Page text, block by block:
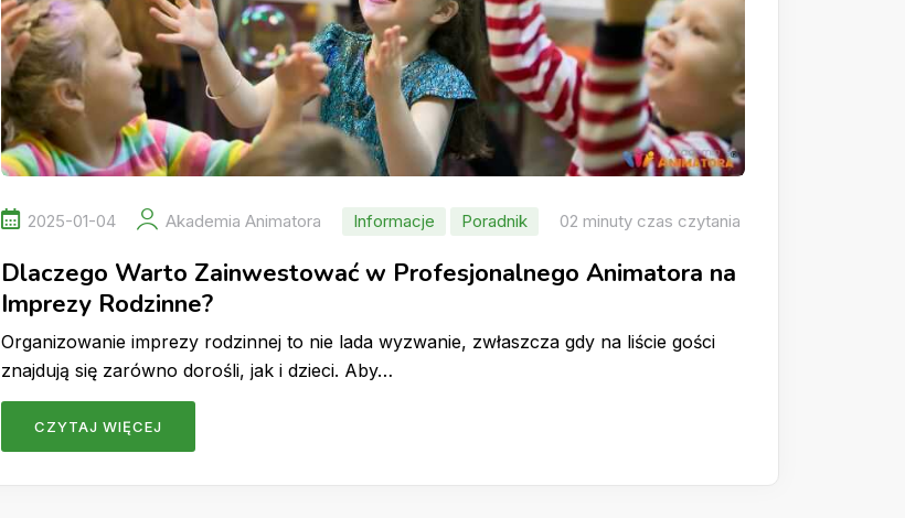
2025-01-04 Akademia Animatora Informacje Poradnik 02 minuty czas czytania
Dlaczego Warto Zainwestować w Profesjonalnego Animatora na
Imprezy Rodzinne?
Organizowanie imprezy rodzinnej to nie lada wyzwanie, zwłaszcza gdy na liście gości
znajdują się zarówno dorośli, jak i dzieci. Aby…
CZYTAJ WIĘCEJ